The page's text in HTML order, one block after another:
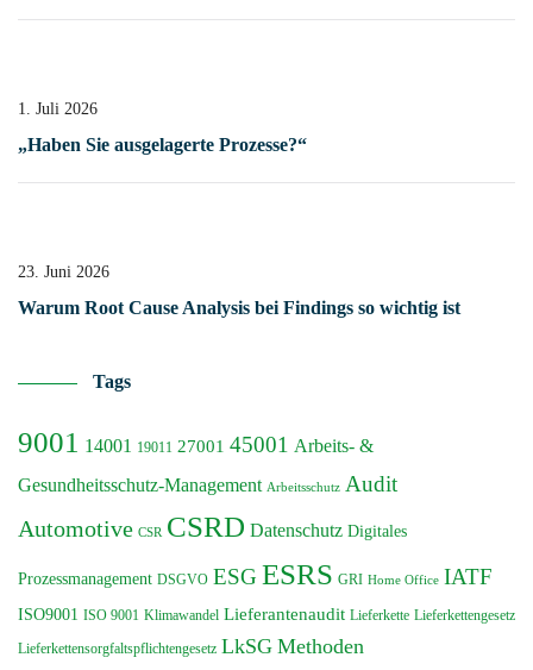
1. Juli 2026
„Haben Sie ausgelagerte Prozesse?“
23. Juni 2026
Warum Root Cause Analysis bei Findings so wichtig ist
Tags
9001 14001 19011 27001 45001 Arbeits- &
Gesundheitsschutz-Management Arbeitsschutz Audit
Automotive CSR CSRD Datenschutz Digitales
Prozessmanagement DSGVO ESG ESRS GRI Home Office IATF
ISO9001 ISO 9001 Klimawandel Lieferantenaudit Lieferkette Lieferkettengesetz
Lieferkettensorgfaltspflichtengesetz LkSG Methoden